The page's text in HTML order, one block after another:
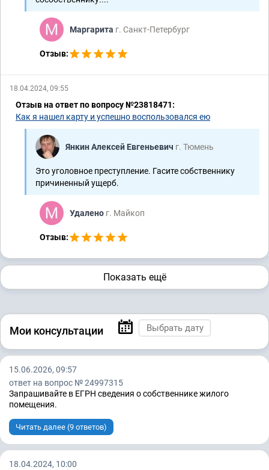
Маргарита г. Санкт-Петербург
Отзыв:
18.04.2024, 09:55
Отзыв на ответ по вопросу №23818471:
Как я нашел карту и успешно воспользовался ею
Янкин Алексей Евгеньевич г. Тюмень
Это уголовное преступление. Гасите собственнику
причиненный ущерб.
Удалено г. Майкоп
Отзыв:
Показать ещё
Мои консультации
15.06.2026, 09:57
ответ на вопрос № 24997315
Запрашивайте в ЕГРН сведения о собственнике жилого
помещения.
Читать далее (9 ответов)
18.04.2024, 10:00